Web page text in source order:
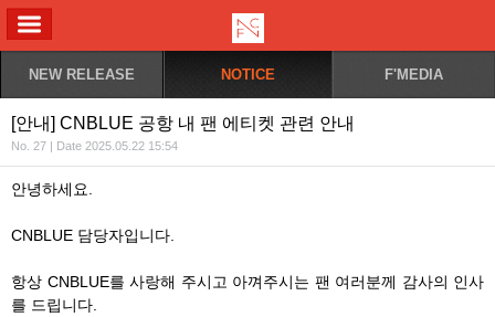
NEW RELEASE NOTICE F'MEDIA
[안내] CNBLUE 공항 내 팬 에티켓 관련 안내
No. 27 | Date 2025.05.22 15:54
안녕하세요.
CNBLUE 담당자입니다.
항상 CNBLUE를 사랑해 주시고 아껴주시는 팬 여러분께 감사의 인사
를 드립니다.